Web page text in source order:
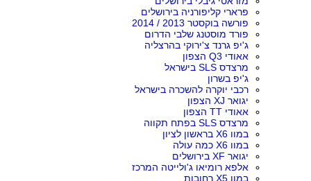
פרארי קליפורניה בירושלים
פורשה בוקסטר 2013 / 2014
פורד מוסטנג שלבי הדרום
ג'יפ גרנד צ'ירוקי בהרצליה
אאודי Q3 הצפון
מרצדס SLS בישראל
ג'יפ בשרון
רכבי יוקרה להשכרה בישראל
יגואר XJ הצפון
אאודי TT הצפון
מרצדס SLS בפתח תקווה
במוו X6 בראשון לציון
במוו X6 כמה עולה
יגואר XF בירושלים
אלפא רומיאו ג'ולייטה המרכז
במוו X5 רחובות